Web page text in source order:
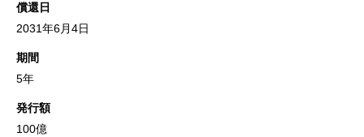
償還日
2031年6月4日
期間
5年
発行額
100億